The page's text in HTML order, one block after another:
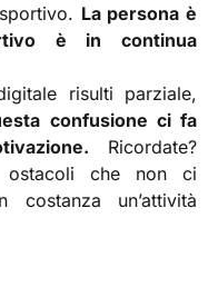
La persona è
è in continua
risulti parziale,
confusione ci fa
Ricordate?
ostacoli che non ci
un’attività